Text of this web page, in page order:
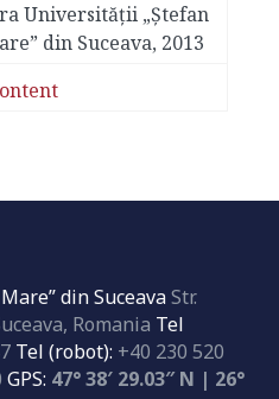
Universităţii „Ştefan
din Suceava, 2013
din SuceavaStr.
Romania Tel
Tel (robot): +40 230 520
GPS: 47° 38′ 29.03″ N | 26°